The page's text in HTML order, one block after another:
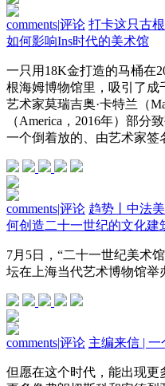
comments|评论 打卡这只古
如何影响Ins时代的美术馆
一只用18K金打造的马桶在
根海姆博物馆里，吸引了成
艺术家莫瑞吉奥·卡特兰（
（America，2016年）部分
一个倒着放的、由艺术家签
comments|评论 趋势丨中法
何创造二十一世纪的文化建
7月5日，“二十一世纪美术
坛在上海当代艺术博物馆举
comments|评论 主编来信 |
但愿在这个时代，能出现更